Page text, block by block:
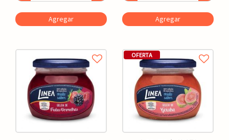
Agregar Agregar
OFERTA